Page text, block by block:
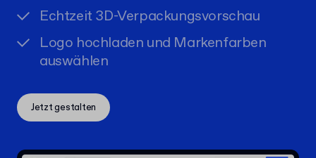
Echtzeit 3D-Verpackungsvorschau
Logo hochladen und Markenfarben
auswählen
Jetzt gestalten